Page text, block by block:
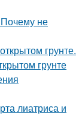
Почему не
грунте.
грунте
лиатриса и